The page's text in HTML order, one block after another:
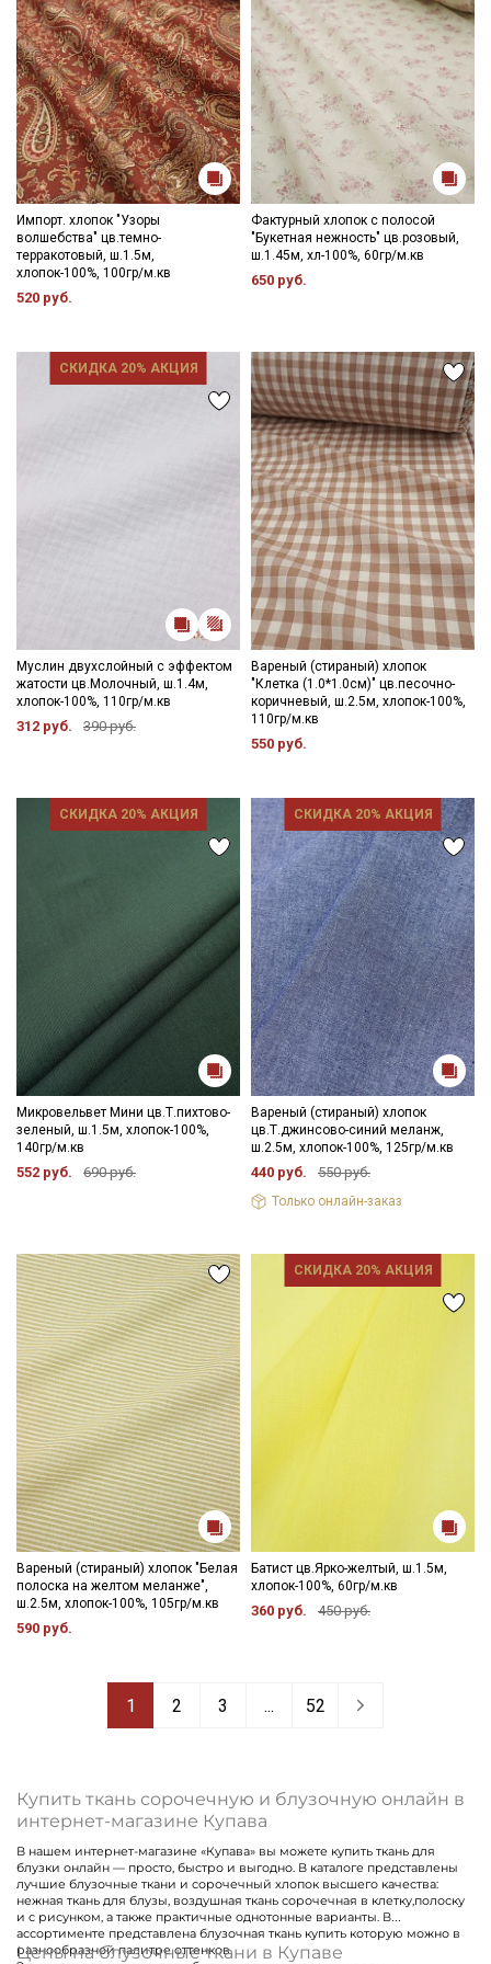
Импорт. хлопок "Узоры
волшебства" цв.темно-
терракотовый, ш.1.5м,
хлопок-100%, 100гр/м.кв
520 руб.
Фактурный хлопок с полосой
"Букетная нежность" цв.розовый,
ш.1.45м, хл-100%, 60гр/м.кв
650 руб.
СКИДКА 20% АКЦИЯ
Муслин двухслойный с эффектом
жатости цв.Молочный, ш.1.4м,
хлопок-100%, 110гр/м.кв
312 руб. 390 руб.
Вареный (стираный) хлопок
"Клетка (1.0*1.0см)" цв.песочно-
коричневый, ш.2.5м, хлопок-100%,
110гр/м.кв
550 руб.
СКИДКА 20% АКЦИЯ
Микровельвет Мини цв.Т.пихтово-
зеленый, ш.1.5м, хлопок-100%,
140гр/м.кв
552 руб. 690 руб.
СКИДКА 20% АКЦИЯ
Вареный (стираный) хлопок
цв.Т.джинсово-синий меланж,
ш.2.5м, хлопок-100%, 125гр/м.кв
440 руб. 550 руб.
Только онлайн-заказ
Вареный (стираный) хлопок "Белая
полоска на желтом меланже",
ш.2.5м, хлопок-100%, 105гр/м.кв
590 руб.
СКИДКА 20% АКЦИЯ
Батист цв.Ярко-желтый, ш.1.5м,
хлопок-100%, 60гр/м.кв
360 руб. 450 руб.
1 2 3 ... 52
Купить ткань сорочечную и блузочную онлайн в
интернет-магазине Купава
В нашем интернет-магазине «Купава» вы можете купить ткань для
блузки онлайн — просто, быстро и выгодно. В каталоге представлены
лучшие блузочные ткани и сорочечный хлопок высшего качества:
нежная ткань для блузы, воздушная ткань сорочечная в клетку,полоску
и с рисунком, а также практичные однотонные варианты. В
ассортименте представлена блузочная ткань купить которую можно в
разнообразной палитре оттенков.
Цены на блузочные ткани в Купаве